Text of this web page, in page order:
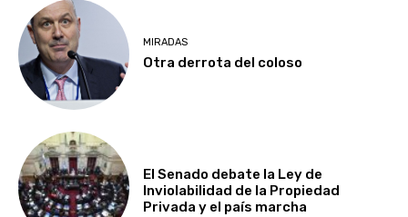
MIRADAS
Otra derrota del coloso
El Senado debate la Ley de
Inviolabilidad de la Propiedad
Privada y el país marcha